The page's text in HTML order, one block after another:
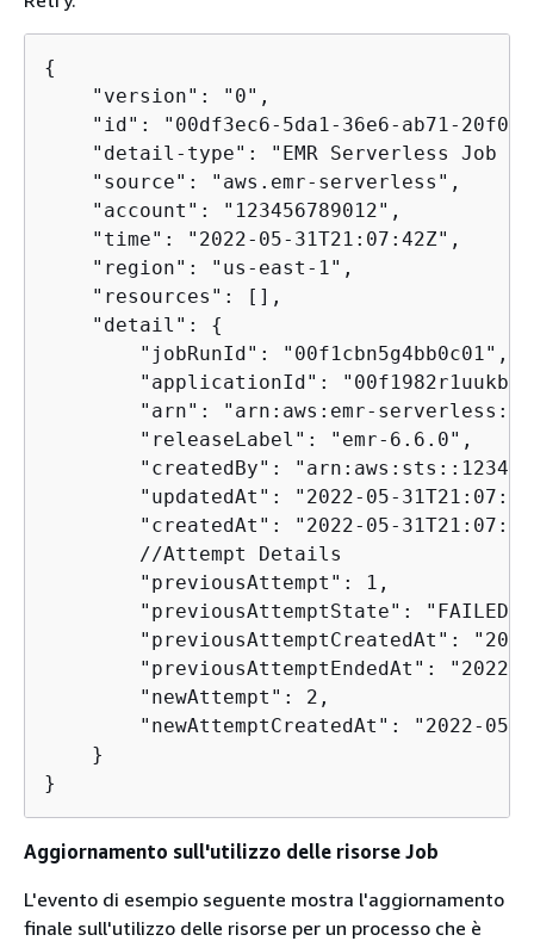
{
    "version": "0",
"id": "00df3ec6-5da1-36e6-ab71-
"detail-type": "EMR Serverless Job
    "source": "aws.emr-serverless",
    "account": "123456789012",
    "time": "2022-05-31T21:07:42Z",
    "region": "us-east-1",
    "resources": [],
    "detail":
{
        "jobRunId": "00f1cbn5g4bb0c01",
"applicationId":
"arn": "arn:aws:emr-
        "releaseLabel": "emr-6.6.0",
"createdBy":
"updatedAt": "2022-05-
"createdAt": "2022-05-
        //Attempt Details
        "previousAttempt": 1,
        "previousAttemptState": "FAILED",
"previousAttemptCreatedAt":
"previousAttemptEndedAt": "2022-
        "newAttempt": 2,
"newAttemptCreatedAt": "2022-05-
    }
}
Aggiornamento sull'utilizzo delle risorse Job
L'evento di esempio seguente mostra l'aggiornamento
finale sull'utilizzo delle risorse per un processo che è